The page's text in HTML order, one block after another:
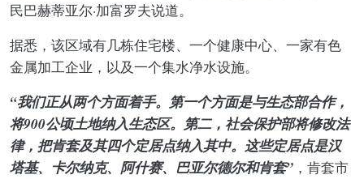
民巴赫蒂亚尔·加富罗夫说道。
据悉，该区域有几栋住宅楼、一个健康中心、一家有色
金属加工企业，以及一个集水净水设施。
“我们正从两个方面着手。第一个方面是与生态部合作，
将900公顷土地纳入生态区。第二，社会保护部将修改法
律，把肯套及其四个定居点纳入其中。这些定居点是汉
塔基、卡尔纳克、阿什赛、巴亚尔德尔和肯套” ，肯套市